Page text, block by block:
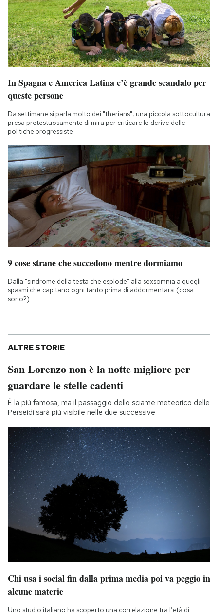
In Spagna e America Latina c’è grande scandalo per
queste persone
Da settimane si parla molto dei "therians", una piccola sottocultura
presa pretestuosamente di mira per criticare le derive delle
politiche progressiste
9 cose strane che succedono mentre dormiamo
Dalla "sindrome della testa che esplode" alla sexsomnia a quegli
spasmi che capitano ogni tanto prima di addormentarsi (cosa
sono?)
ALTRE STORIE
San Lorenzo non è la notte migliore per
guardare le stelle cadenti
È la più famosa, ma il passaggio dello sciame meteorico delle
Perseidi sarà più visibile nelle due successive
Chi usa i social fin dalla prima media poi va peggio in
alcune materie
Uno studio italiano ha scoperto una correlazione tra l’età di